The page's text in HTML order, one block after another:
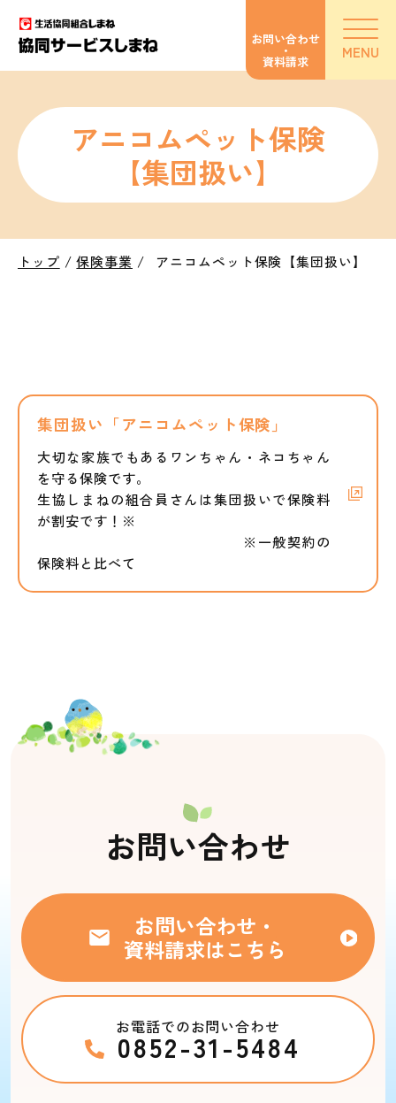
お問い合わせ
・
資料請求
MENU
アニコムペット保険
【集団扱い】
トップ /保険事業 / アニコムペット保険【集団扱い】
集団扱い「アニコムペット保険」
大切な家族でもあるワンちゃん・ネコちゃん
を守る保険です。
生協しまねの組合員さんは集団扱いで保険料
が割安です！※
※一般契約の
保険料と比べて
お問い合わせ
お問い合わせ・
資料請求はこちら
お電話でのお問い合わせ
0852-31-5484